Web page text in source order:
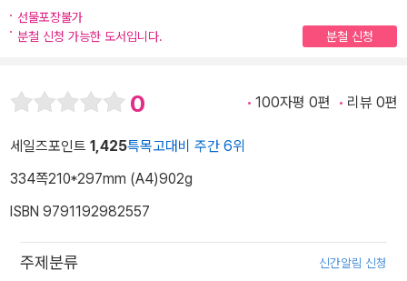
선물포장불가
분철 신청 가능한 도서입니다.
분철 신청
0 100자평 0편 리뷰 0편
세일즈포인트 1,425특목고대비 주간 6위
334쪽210*297mm (A4)902g
ISBN 9791192982557
주제분류 신간알림 신청